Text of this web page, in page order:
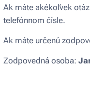
Ak máte akékoľvek
telefónnom čísle.
Ak máte určenú
Zodpovedná osoba: